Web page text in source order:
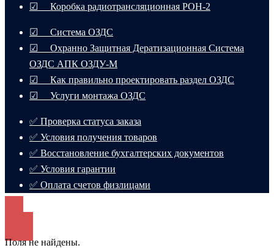
☑ Коробка радиотрансляционная РОН-2
☑ Система ОЗДС
☑ Охранно Защитная Дератизационная Система
ОЗДС АПК ОЗДУ-М
☑ Как правильно проектировать раздел ОЗДС
☑ Услуги монтажа ОЗДС
✅ Проверка статуса заказа
✅ Условия получения товаров
✅ Восстановление бухгалтерских документов
✅ Условия гарантии
✅ Оплата счетов физлицами
Поля не найдены.